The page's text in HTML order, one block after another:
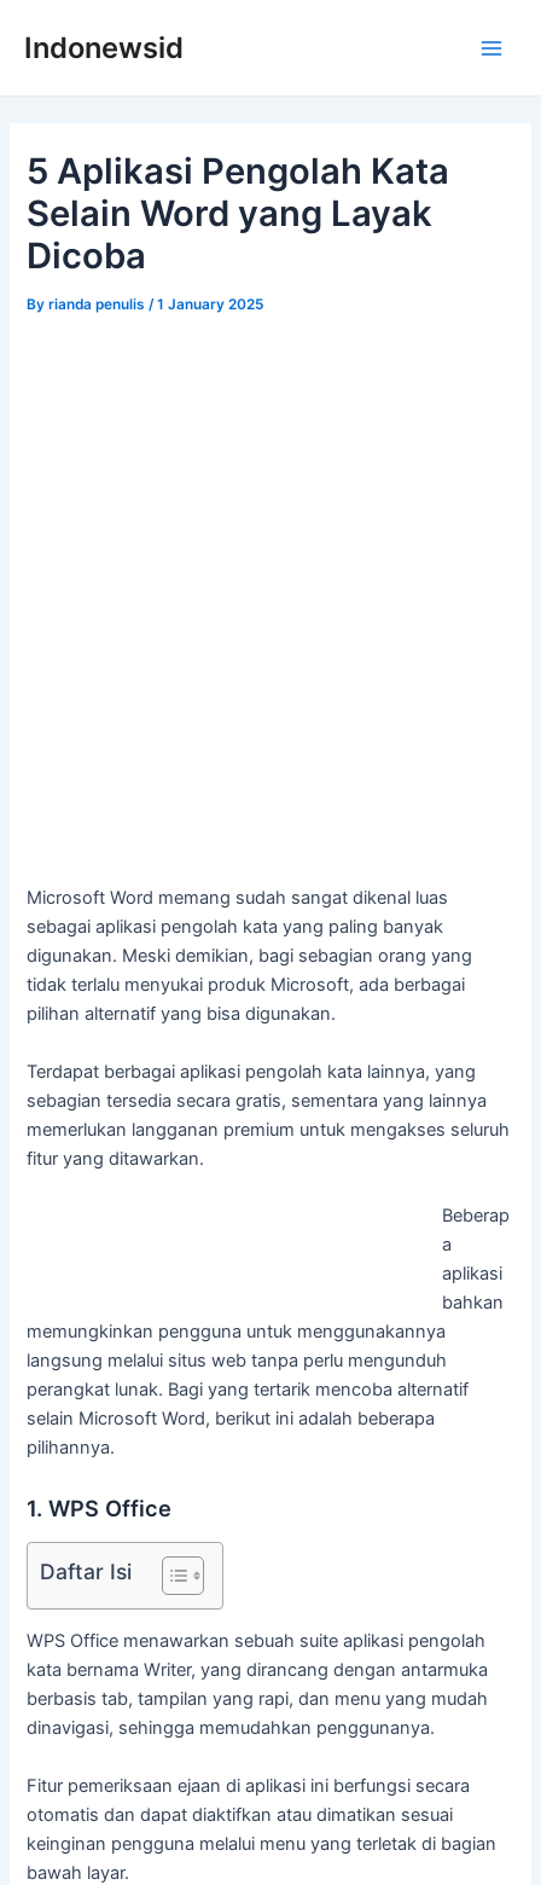
Indonewsid
5 Aplikasi Pengolah Kata
Selain Word yang Layak
Dicoba
Byrianda penulis /1 January 2025
Microsoft Word memang sudah sangat dikenal luas
sebagai aplikasi pengolah kata yang paling banyak
digunakan. Meski demikian, bagi sebagian orang yang
tidak terlalu menyukai produk Microsoft, ada berbagai
pilihan alternatif yang bisa digunakan.
Terdapat berbagai aplikasi pengolah kata lainnya, yang
sebagian tersedia secara gratis, sementara yang lainnya
memerlukan langganan premium untuk mengakses seluruh
fitur yang ditawarkan.
Beberap
a
aplikasi
bahkan
memungkinkan pengguna untuk menggunakannya
langsung melalui situs web tanpa perlu mengunduh
perangkat lunak. Bagi yang tertarik mencoba alternatif
selain Microsoft Word, berikut ini adalah beberapa
pilihannya.
1. WPS Office
Daftar Isi
WPS Office menawarkan sebuah suite aplikasi pengolah
kata bernama Writer, yang dirancang dengan antarmuka
berbasis tab, tampilan yang rapi, dan menu yang mudah
dinavigasi, sehingga memudahkan penggunanya.
Fitur pemeriksaan ejaan di aplikasi ini berfungsi secara
otomatis dan dapat diaktifkan atau dimatikan sesuai
keinginan pengguna melalui menu yang terletak di bagian
bawah layar.